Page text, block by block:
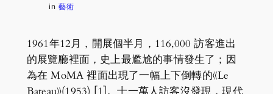
in 藝術
1961年12月，開展個半月，116,000 訪客進出
的展覽廳裡面，史上最尷尬的事情發生了；因
為在 MoMA 裡面出現了一幅上下倒轉的《Le